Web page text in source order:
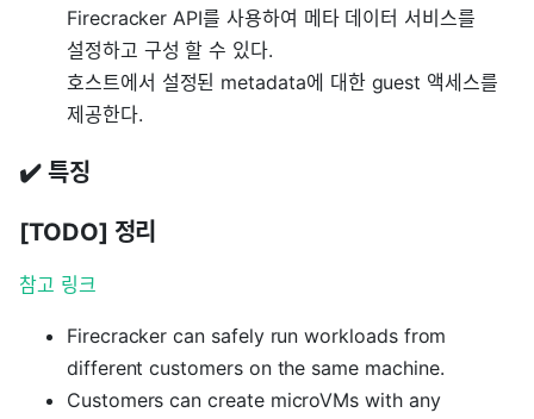
Firecracker API를 사용하여 메타 데이터 서비스를
설정하고 구성 할 수 있다.
호스트에서 설정된 metadata에 대한 guest 액세스를
제공한다.
✔️ 특징
[TODO] 정리
참고 링크
Firecracker can safely run workloads from
different customers on the same machine.
Customers can create microVMs with any